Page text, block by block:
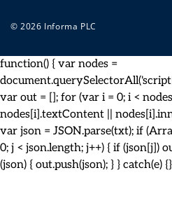
© 2026 Informa PLC
function() { var nodes =
var out = []; for (var i = 0; i <
nodes[i].textContent ||
var json = JSON.parse(txt); if
0; j < json.length; j++) { if (json[j])
(json) { out.push(json); } } catch(e)